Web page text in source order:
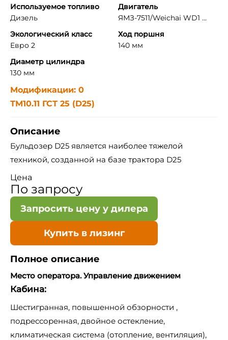
Используемое топливо
Дизель
Двигатель
ЯМЗ-7511/Weichai WD1 ...
Экологический класс
Евро 2
Ход поршня
140 мм
Диаметр цилиндра
130 мм
Модификации: 0
ТМ10.11 ГСТ 25 (D25)
Описание
Бульдозер D25 является наиболее тяжелой
техникой, созданной на базе трактора D25
Цена
По запросу
Запросить цену у дилера
Купить в лизинг
Полное описание
Место оператора. Управление движением
Кабина:
Шестигранная, повышенной обзорности ,
подрессоренная, двойное остекление,
климатическая система (отопление, вентиляция),